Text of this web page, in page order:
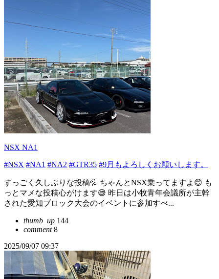
NSX NA1
#NSX #NA1 #NA2 #GTR35 #9月もよろしくお願いします。
すっごく久しぶりな投稿💦 ちゃんとNSX乗ってますよ😊 も
っとマメな投稿心がけます😅 昨日は小牧青年会議所が主幹
された愛知ブロック大会のイベントに参加すべ...
thumb_up 144
comment8
2025/09/07 09:37